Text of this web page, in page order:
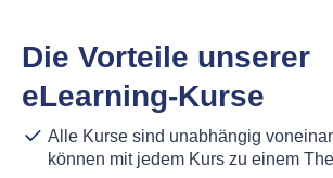
Die Vorteile unserer
eLearning-Kurse
Alle Kurse sind unabhängig
können mit jedem Kurs zu einem